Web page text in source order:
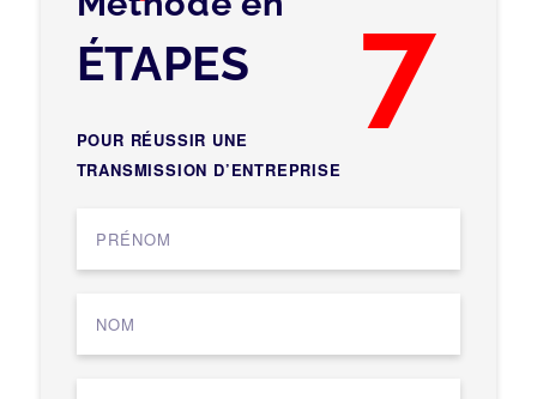
7
ÉTAPES
POUR RÉUSSIR UNE
TRANSMISSION D’ENTREPRISE